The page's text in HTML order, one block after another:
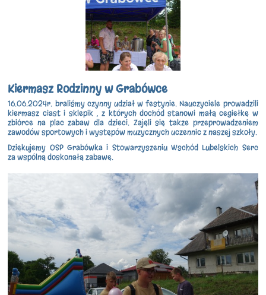
Kiermasz Rodzinny w Grabówce
16.06.2024r. braliśmy czynny udział w festynie. Nauczyciele prowadzili
kiermasz ciast i sklepik , z których dochód stanowi małą cegiełkę w
zbiórce na plac zabaw dla dzieci. Zajęli się także przeprowadzeniem
zawodów sportowych i występów muzycznych uczennic z naszej szkoły.
Dziękujemy OSP Grabówka i Stowarzyszeniu Wschód Lubelskich Serc
za wspólną doskonałą zabawę.